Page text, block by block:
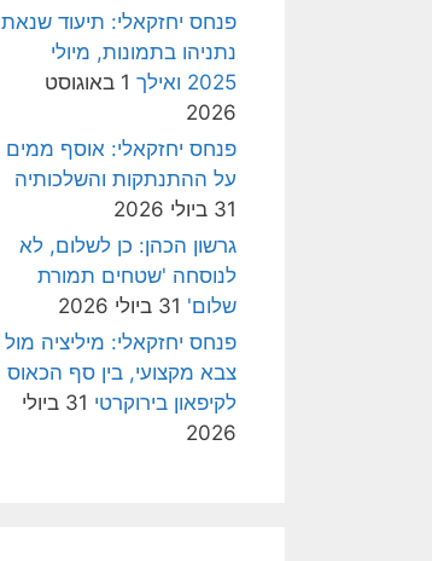
פנחס יחזקאלי: תיעוד שנאת
נתניהו בתמונות, מיולי
2025 ואילך
1 באוגוסט
2026
פנחס יחזקאלי: אוסף ממים
על ההתנתקות והשלכותיה
31 ביולי 2026
גרשון הכהן: כן לשלום, לא
לנוסחה 'שטחים תמורת
שלום' 31 ביולי 2026
פנחס יחזקאלי: מיליציה מול
צבא מקצועי, בין סף הכאוס
לקיפאון בירוקרטי
31 ביולי
2026